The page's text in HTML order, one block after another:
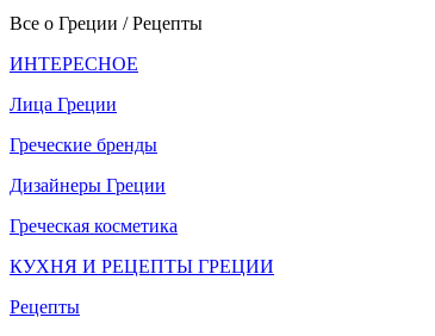
Все о Греции / Рецепты
ИНТЕРЕСНОЕ
Лица Греции
Греческие бренды
Дизайнеры Греции
Греческая косметика
КУХНЯ И РЕЦЕПТЫ ГРЕЦИИ
Рецепты